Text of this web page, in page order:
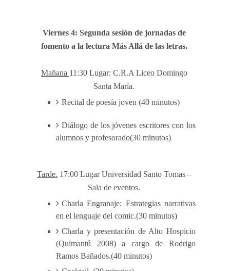
Viernes 4: Segunda sesión de jornadas de
fomento a la lectura Más Allá de las letras.
Mañana 11:30 Lugar: C.R.A Liceo Domingo
Santa María.
Recital de poesía joven (40 minutos)
Diálogo de los jóvenes escritores con los
alumnos y profesorado(30 minutos)
Tarde. 17:00 Lugar Universidad Santo Tomas –
Sala de eventos.
Charla Engranaje: Estrategias narrativas
en el lenguaje del comic.(30 minutos)
Charla y presentación de Alto Hospicio
(Quimantú 2008) a cargo de Rodrigo
Ramos Bañados.(40 minutos)